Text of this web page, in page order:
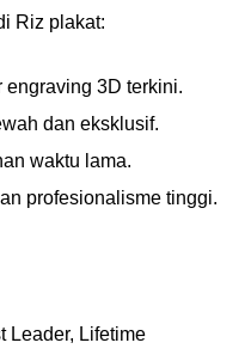
Riz plakat:
engraving 3D terkini.
dan eksklusif.
waktu lama.
profesionalisme tinggi.
Leader, Lifetime